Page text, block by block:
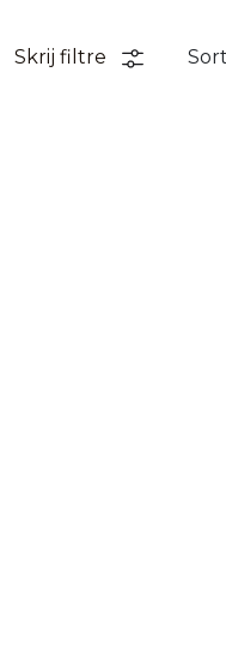
Skrij filtre